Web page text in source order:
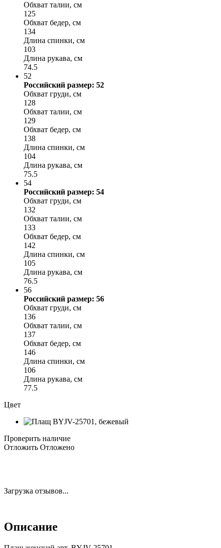
Обхват талии, см
125
Обхват бедер, см
134
Длина спинки, см
103
Длина рукава, см
74.5
52
Российский размер: 52
Обхват груди, см
128
Обхват талии, см
129
Обхват бедер, см
138
Длина спинки, см
104
Длина рукава, см
75.5
54
Российский размер: 54
Обхват груди, см
132
Обхват талии, см
133
Обхват бедер, см
142
Длина спинки, см
105
Длина рукава, см
76.5
56
Российский размер: 56
Обхват груди, см
136
Обхват талии, см
137
Обхват бедер, см
146
Длина спинки, см
106
Длина рукава, см
77.5
Цвет
Проверить наличие
Отложить Отложено
Загрузка отзывов...
Описание